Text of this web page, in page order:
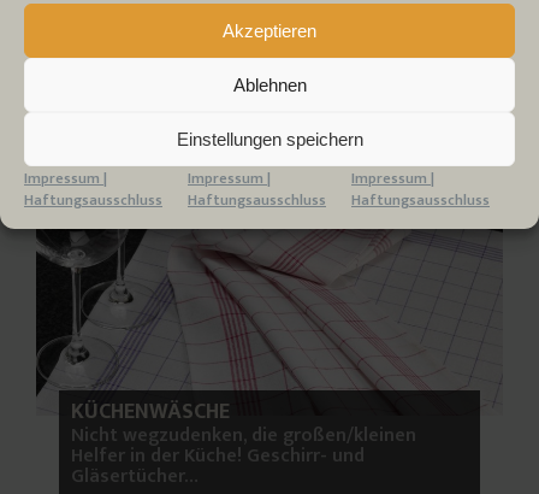
Akzeptieren
Ablehnen
Einstellungen speichern
Impressum |
Haftungsausschluss
Impressum |
Haftungsausschluss
Impressum |
Haftungsausschluss
Weiter ...
KÜCHENWÄSCHE
Nicht wegzudenken, die großen/kleinen
Helfer in der Küche! Geschirr- und
Gläsertücher…